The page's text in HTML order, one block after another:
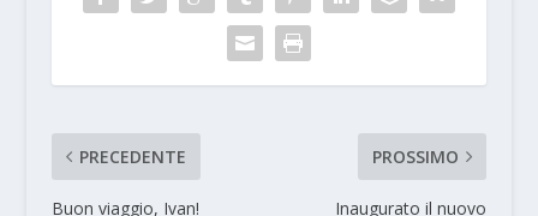
PRECEDENTE
Buon viaggio, Ivan!
PROSSIMO
Inaugurato il nuovo